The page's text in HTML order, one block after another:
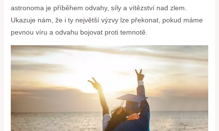
astronoma je příběhem odvahy, síly a vítězství nad zlem.
Ukazuje nám, že i ty největší výzvy lze překonat, pokud máme
pevnou víru a odvahu bojovat proti temnotě.